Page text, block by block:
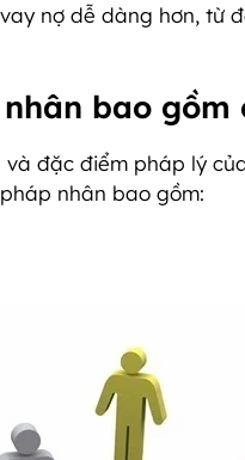
nợ dễ dàng hơn, từ
bao gồm
đặc điểm pháp lý
nhân bao gồm: